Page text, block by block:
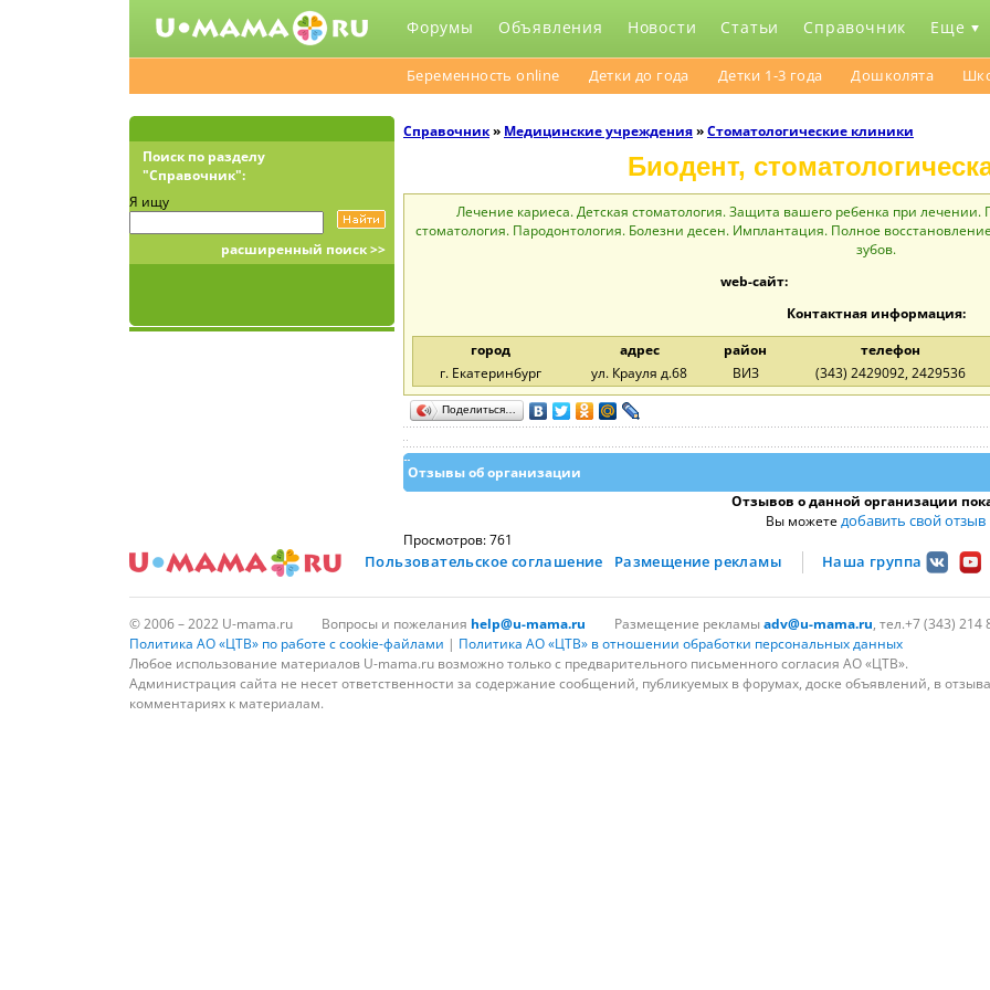
Форумы Объявления Новости Статьи Справочник Еще
Беременность online Детки до года Детки 1-3 года Дошколята
Поиск по разделу
"Справочник":
Я ищу
расширенный поиск >>
Справочник» Медицинcкие учреждения»Стоматологические клиники
Биодент,
Лечение кариеса. Детская стоматология. Защита вашего ребенка при лечении.
стоматология. Пародонтология. Болезни десен. Имплантация. Полное
зубов.
web-сайт:
Контактная информация:
город
адрес район телефон
г. Екатеринбург
ул. Крауля д.68 ВИЗ (343) 2429092, 2429536
Поделиться…
Отзывы об организации
Отзывов о данной организации
Вы можетедобавить свой отзыв
Просмотров: 761
Пользовательское соглашение Размещение рекламы Наша группа
© 2006 – 2022 U-mama.ru Вопросы и пожелания help@u-mama.ru Размещение рекламыadv@u-mama.ru, тел.+7 (343) 214
Политика АО «ЦТВ» по работе с cookie-файлами | Политика АО «ЦТВ» в отношении обработки персональных данных
Любое использование материалов U-mama.ru возможно только с предварительного письменного согласия АО «ЦТВ».
Администрация сайта не несет ответственности за содержание сообщений, публикуемых в форумах, доске объявлений, в
комментариях к материалам.